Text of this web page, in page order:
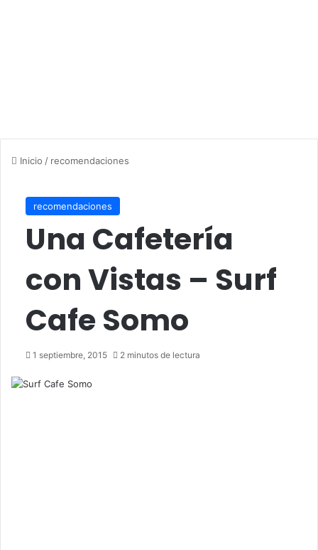
Inicio / recomendaciones
recomendaciones
Una Cafetería
con Vistas – Surf
Cafe Somo
1 septiembre, 2015 2 minutos de lectura